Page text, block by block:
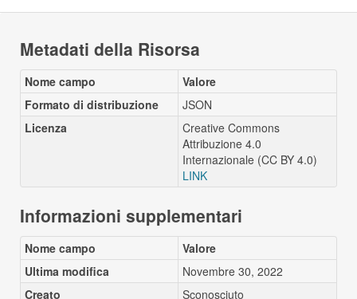
Metadati della Risorsa
Nome campo
Valore
Formato di distribuzione
JSON
Licenza
Creative Commons
Attribuzione 4.0
Internazionale (CC BY 4.0)
LINK
Informazioni supplementari
Nome campo
Valore
Ultima modifica
Novembre 30, 2022
Creato
Sconosciuto